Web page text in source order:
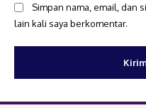
Simpan nama, email, dan
lain kali saya berkomentar.